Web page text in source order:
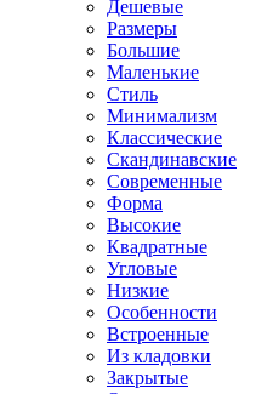
Дешевые
Размеры
Большие
Маленькие
Стиль
Минимализм
Классические
Скандинавские
Современные
Форма
Высокие
Квадратные
Угловые
Низкие
Особенности
Встроенные
Из кладовки
Закрытые